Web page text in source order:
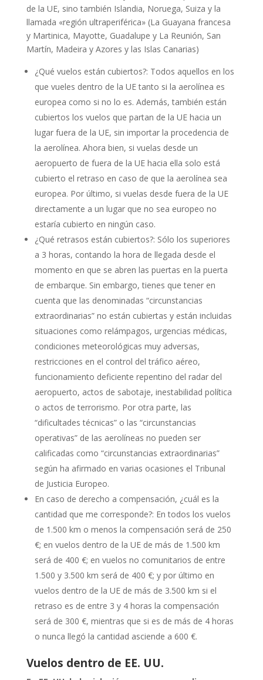
de la UE, sino también Islandia, Noruega, Suiza y la
llamada «región ultraperiférica» (La Guayana francesa
y Martinica, Mayotte, Guadalupe y La Reunión, San
Martín, Madeira y Azores y las Islas Canarias)
¿Qué vuelos están cubiertos?: Todos aquellos en los
que vueles dentro de la UE tanto si la aerolínea es
europea como si no lo es. Además, también están
cubiertos los vuelos que partan de la UE hacia un
lugar fuera de la UE, sin importar la procedencia de
la aerolínea. Ahora bien, si vuelas desde un
aeropuerto de fuera de la UE hacia ella solo está
cubierto el retraso en caso de que la aerolínea sea
europea. Por último, si vuelas desde fuera de la UE
directamente a un lugar que no sea europeo no
estaría cubierto en ningún caso.
¿Qué retrasos están cubiertos?: Sólo los superiores
a 3 horas, contando la hora de llegada desde el
momento en que se abren las puertas en la puerta
de embarque. Sin embargo, tienes que tener en
cuenta que las denominadas “circunstancias
extraordinarias” no están cubiertas y están incluidas
situaciones como relámpagos, urgencias médicas,
condiciones meteorológicas muy adversas,
restricciones en el control del tráfico aéreo,
funcionamiento deficiente repentino del radar del
aeropuerto, actos de sabotaje, inestabilidad política
o actos de terrorismo. Por otra parte, las
“dificultades técnicas” o las “circunstancias
operativas” de las aerolíneas no pueden ser
calificadas como “circunstancias extraordinarias”
según ha afirmado en varias ocasiones el Tribunal
de Justicia Europeo.
En caso de derecho a compensación, ¿cuál es la
cantidad que me corresponde?: En todos los vuelos
de 1.500 km o menos la compensación será de 250
€; en vuelos dentro de la UE de más de 1.500 km
será de 400 €; en vuelos no comunitarios de entre
1.500 y 3.500 km será de 400 €; y por último en
vuelos dentro de la UE de más de 3.500 km si el
retraso es de entre 3 y 4 horas la compensación
será de 300 €, mientras que si es de más de 4 horas
o nunca llegó la cantidad asciende a 600 €.
Vuelos dentro de EE. UU.